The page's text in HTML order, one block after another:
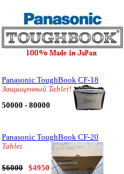
Panasonic ToughBook CF-18
Защищенный Tablet!
50000 - 80000
Panasonic ToughBook CF-20
Tablet
$6000 $4950